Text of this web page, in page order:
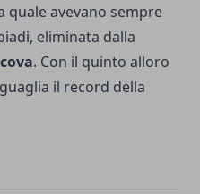
quale avevano sempre
eliminata dalla
. Con il quinto alloro
il record della